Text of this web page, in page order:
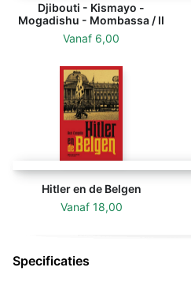
Djibouti - Kismayo -
Mogadishu - Mombassa / II
Vanaf 6,00
Hitler en de Belgen
Vanaf 18,00
Specificaties